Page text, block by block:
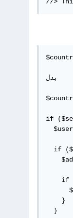
بدل
if
if
if
    }
  }